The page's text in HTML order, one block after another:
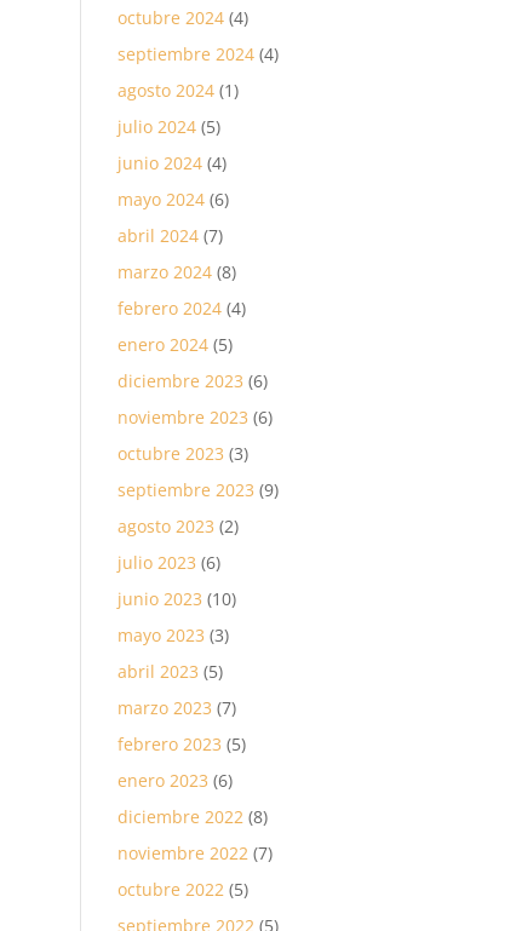
octubre 2024 (4)
septiembre 2024 (4)
agosto 2024 (1)
julio 2024 (5)
junio 2024 (4)
mayo 2024 (6)
abril 2024 (7)
marzo 2024 (8)
febrero 2024 (4)
enero 2024 (5)
diciembre 2023 (6)
noviembre 2023 (6)
octubre 2023 (3)
septiembre 2023 (9)
agosto 2023 (2)
julio 2023 (6)
junio 2023 (10)
mayo 2023 (3)
abril 2023 (5)
marzo 2023 (7)
febrero 2023 (5)
enero 2023 (6)
diciembre 2022 (8)
noviembre 2022 (7)
octubre 2022 (5)
septiembre 2022 (5)